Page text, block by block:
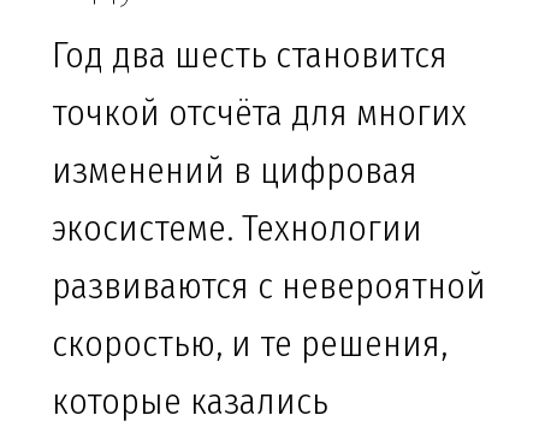
Год два шесть становится
точкой отсчёта для многих
изменений в цифровая
экосистеме. Технологии
развиваются с невероятной
скоростью, и те решения,
которые казались